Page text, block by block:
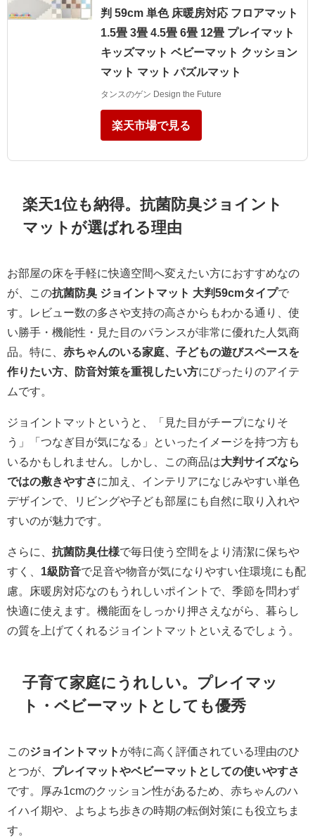
判 59cm 単色 床暖房対応 フロアマット
1.5畳 3畳 4.5畳 6畳 12畳 プレイマット
キッズマット ベビーマット クッション
マット マット パズルマット
タンスのゲン Design the Future
楽天市場で見る
楽天1位も納得。抗菌防臭ジョイント
マットが選ばれる理由
お部屋の床を手軽に快適空間へ変えたい方におすすめなの
が、この抗菌防臭 ジョイントマット 大判59cmタイプで
す。レビュー数の多さや支持の高さからもわかる通り、使
い勝手・機能性・見た目のバランスが非常に優れた人気商
品。特に、 赤ちゃんのいる家庭、子どもの遊びスペースを
作りたい方、防音対策を重視したい方にぴったりのアイテ
ムです。
ジョイントマットというと、「見た目がチープになりそ
う」「つなぎ目が気になる」といったイメージを持つ方も
いるかもしれません。しかし、この商品は大判サイズなら
ではの敷きやすさに加え、インテリアになじみやすい単色
デザインで、リビングや子ども部屋にも自然に取り入れや
すいのが魅力です。
さらに、 抗菌防臭仕様で毎日使う空間をより清潔に保ちや
すく、 1級防音で足音や物音が気になりやすい住環境にも配
慮。床暖房対応なのもうれしいポイントで、季節を問わず
快適に使えます。機能面をしっかり押さえながら、暮らし
の質を上げてくれるジョイントマットといえるでしょう。
子育て家庭にうれしい。プレイマッ
ト・ベビーマットとしても優秀
このジョイントマット が特に高く評価されている理由のひ
とつが、 プレイマットやベビーマットとしての使いやすさ
です。厚み1cmのクッション性があるため、赤ちゃんのハ
イハイ期や、よちよち歩きの時期の転倒対策にも役立ちま
す。